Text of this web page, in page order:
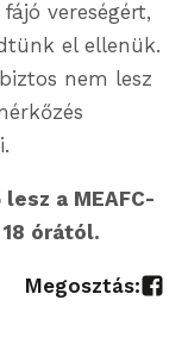
vereségért,
el ellenük.
nem lesz
a MEAFC-
órától.
Megosztás: